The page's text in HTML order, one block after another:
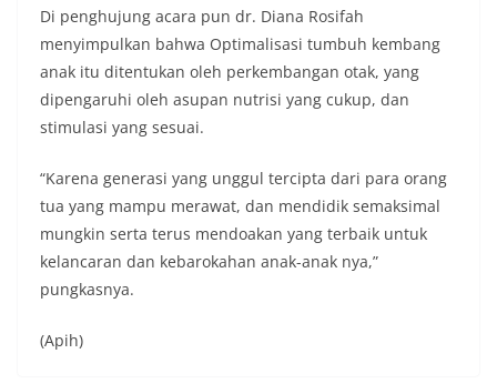
Di penghujung acara pun dr. Diana Rosifah
menyimpulkan bahwa Optimalisasi tumbuh kembang
anak itu ditentukan oleh perkembangan otak, yang
dipengaruhi oleh asupan nutrisi yang cukup, dan
stimulasi yang sesuai.
“Karena generasi yang unggul tercipta dari para orang
tua yang mampu merawat, dan mendidik semaksimal
mungkin serta terus mendoakan yang terbaik untuk
kelancaran dan kebarokahan anak-anak nya,”
pungkasnya.
(Apih)